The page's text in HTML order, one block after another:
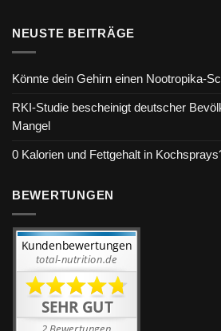
NEUSTE BEITRÄGE
Könnte dein Gehirn einen Nootropika-
RKI-Studie bescheinigt deutscher
Mangel
0 Kalorien und Fettgehalt in
BEWERTUNGEN